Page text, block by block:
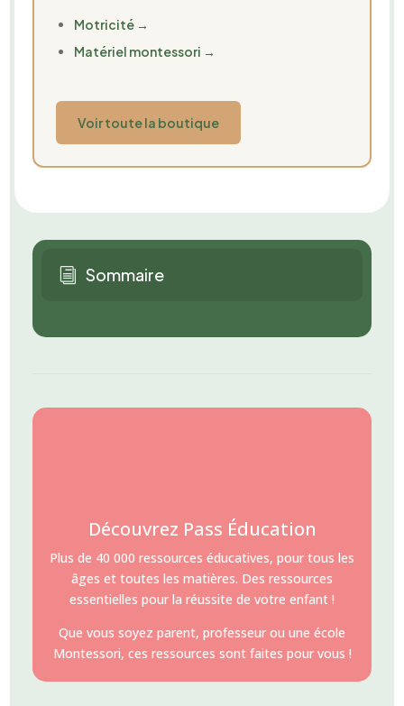
Motricité →
Matériel montessori →
Voir toute la boutique
i Sommaire
Découvrez Pass Éducation
Plus de 40 000 ressources éducatives, pour tous les
âges et toutes les matières. Des ressources
essentielles pour la réussite de votre enfant !
Que vous soyez parent, professeur ou une école
Montessori, ces ressources sont faites pour vous !